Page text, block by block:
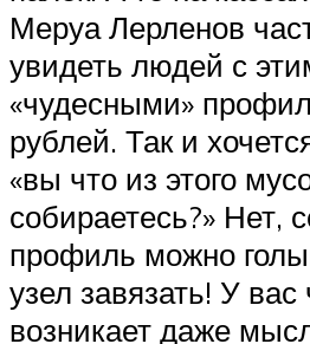
Меруа Лерленов
увидеть людей с
«чудесными»
рублей. Так и
«вы что из этого
собираетесь?» Нет,
профиль можно
узел завязать! У вас
возникает даже